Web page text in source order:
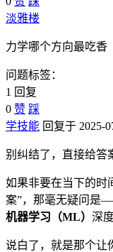
淡雅楼
力学哪个方向最吃香
问题标签：
1 回复
0 赞 踩
学技能 回复于 2025-
别纠结了，直接给答
如果非要在当下的时
案”，那毫无疑问是
机器学习（ML） 深
说白了，就是那个让